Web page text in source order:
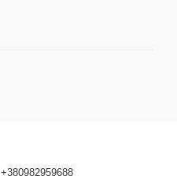
+380982959688